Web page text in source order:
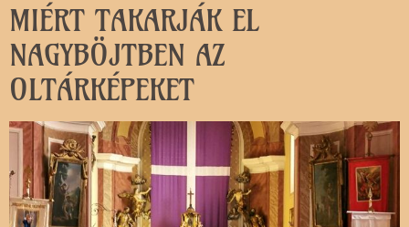
MIÉRT TAKARJÁK EL
NAGYBÖJTBEN AZ
OLTÁRKÉPEKET